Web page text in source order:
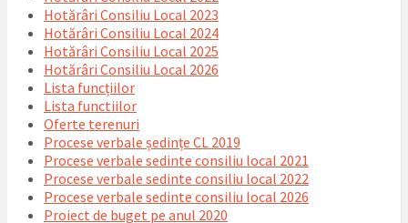
Hotărâri Consiliu Local 2023
Hotărâri Consiliu Local 2024
Hotărâri Consiliu Local 2025
Hotărâri Consiliu Local 2026
Lista funcțiilor
Lista functiilor
Oferte terenuri
Procese verbale ședințe CL 2019
Procese verbale sedinte consiliu local 2021
Procese verbale sedinte consiliu local 2022
Procese verbale sedinte consiliu local 2026
Proiect de buget pe anul 2020